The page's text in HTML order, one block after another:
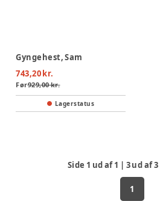
Gyngehest, Sam
743,20 kr.
Før929,00 kr.
Lagerstatus
Side 1 ud af1 | 3ud af3
1